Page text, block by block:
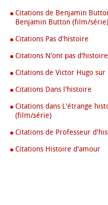
Citations de Benjamin
Benjamin Button (film/série)
Citations Pas d'histoire
Citations N'ont pas d'histoire
Citations de Victor Hugo
Citations Dans l'histoire
Citations dans L'étrange
(film/série)
Citations de Professeur
Citations Histoire d'amour